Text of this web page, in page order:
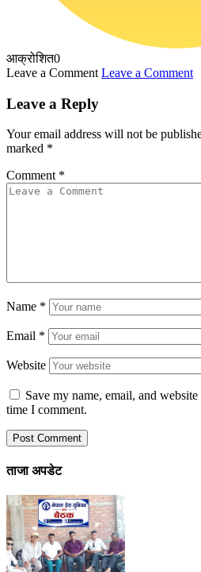
आक्रोशित0
Leave a Comment Leave a Comment
Leave a Reply
Your email address will not be
marked *
Comment *
Name *
Email *
Website
Save my name, email, and
time I comment.
ताजा अपडेट